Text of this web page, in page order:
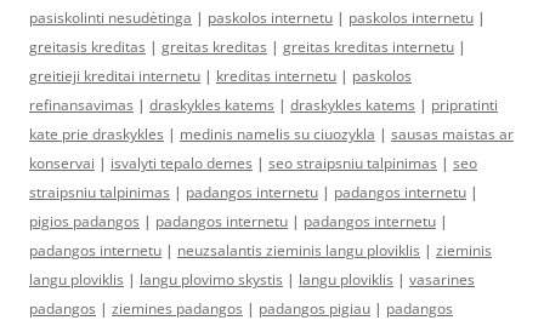
pasiskolinti nesudėtinga | paskolos internetu | paskolos internetu |
greitasis kreditas | greitas kreditas | greitas kreditas internetu |
greitieji kreditai internetu | kreditas internetu | paskolos
refinansavimas | draskykles katems | draskykles katems | pripratinti
kate prie draskykles | medinis namelis su ciuozykla | sausas maistas ar
konservai | isvalyti tepalo demes | seo straipsniu talpinimas | seo
straipsniu talpinimas | padangos internetu | padangos internetu |
pigios padangos | padangos internetu | padangos internetu |
padangos internetu | neuzsalantis zieminis langu ploviklis | zieminis
langu ploviklis | langu plovimo skystis | langu ploviklis | vasarines
padangos | ziemines padangos | padangos pigiau | padangos